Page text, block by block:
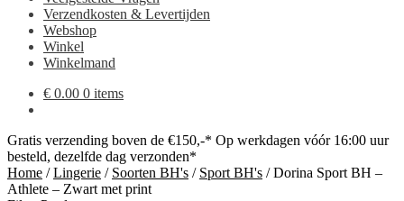
Verzendkosten & Levertijden
Webshop
Winkel
Winkelmand
€ 0.00 0 items
Gratis verzending boven de €150,-* Op werkdagen vóór 16:00 uur
besteld, dezelfde dag verzonden*
Home /Lingerie / Soorten BH's / Sport BH's /Dorina Sport BH –
Athlete – Zwart met print